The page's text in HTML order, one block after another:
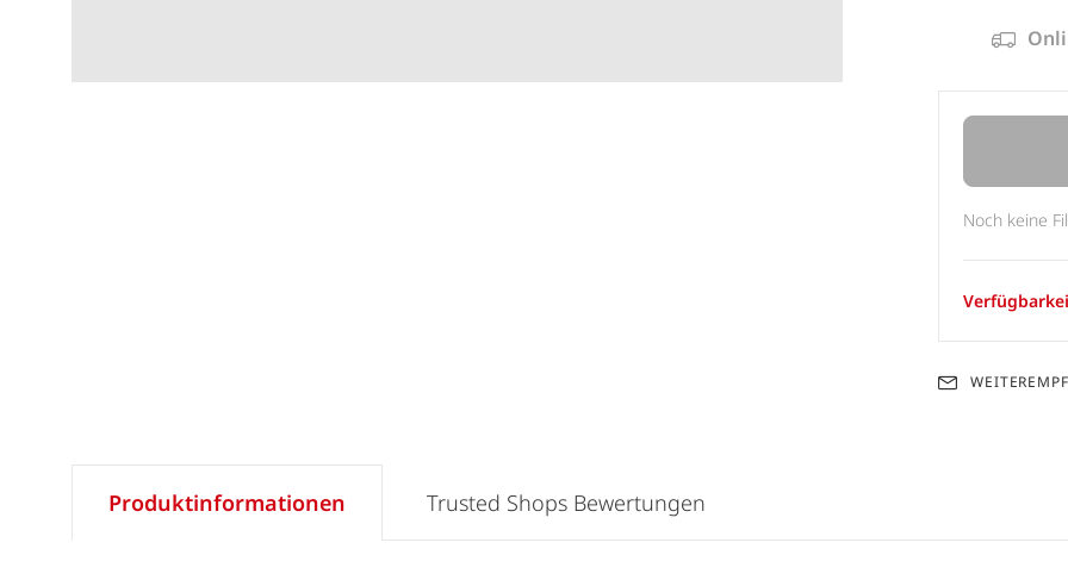
Noch keine
Produktinformationen Trusted Shops Bewertungen